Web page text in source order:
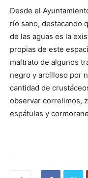
Desde el
río sano, destacando
de las aguas es la
propias de este
maltrato de algunos
negro y arcilloso por
cantidad de
observar correlimos,
espátulas y